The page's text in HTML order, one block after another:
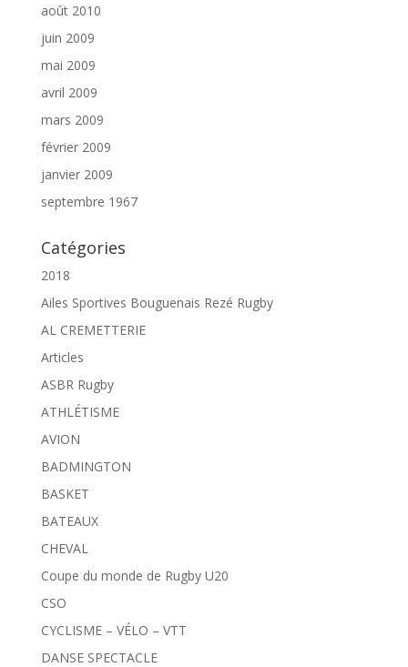
août 2010
juin 2009
mai 2009
avril 2009
mars 2009
février 2009
janvier 2009
septembre 1967
Catégories
2018
Ailes Sportives Bouguenais Rezé Rugby
AL CREMETTERIE
Articles
ASBR Rugby
ATHLÉTISME
AVION
BADMINGTON
BASKET
BATEAUX
CHEVAL
Coupe du monde de Rugby U20
CSO
CYCLISME – VÉLO – VTT
DANSE SPECTACLE